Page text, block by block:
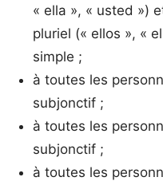
« ella », « usted »)
pluriel (« ellos », «
simple ;
à toutes les
subjonctif ;
à toutes les
subjonctif ;
à toutes les